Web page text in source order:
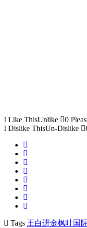
I Like ThisUnlike 0
I Dislike ThisUn-Dislike
Tags 王白进金枫叶国